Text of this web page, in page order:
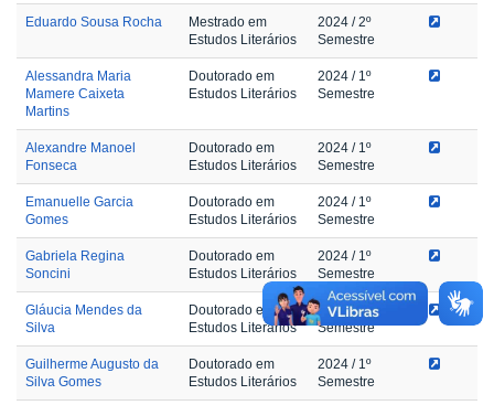
Eduardo Sousa Rocha
Mestrado em
Estudos Literários
2024 / 2º
Semestre
Alessandra Maria
Mamere Caixeta
Martins
Doutorado em
Estudos Literários
2024 / 1º
Semestre
Alexandre Manoel
Fonseca
Doutorado em
Estudos Literários
2024 / 1º
Semestre
Emanuelle Garcia
Gomes
Doutorado em
Estudos Literários
2024 / 1º
Semestre
Gabriela Regina
Soncini
Doutorado em
Estudos Literários
2024 / 1º
Semestre
Gláucia Mendes da
Silva
Doutorado em
Estudos Literários
2024/ 1º
Semestre
Guilherme Augusto da
Silva Gomes
Doutorado em
Estudos Literários
2024 / 1º
Semestre